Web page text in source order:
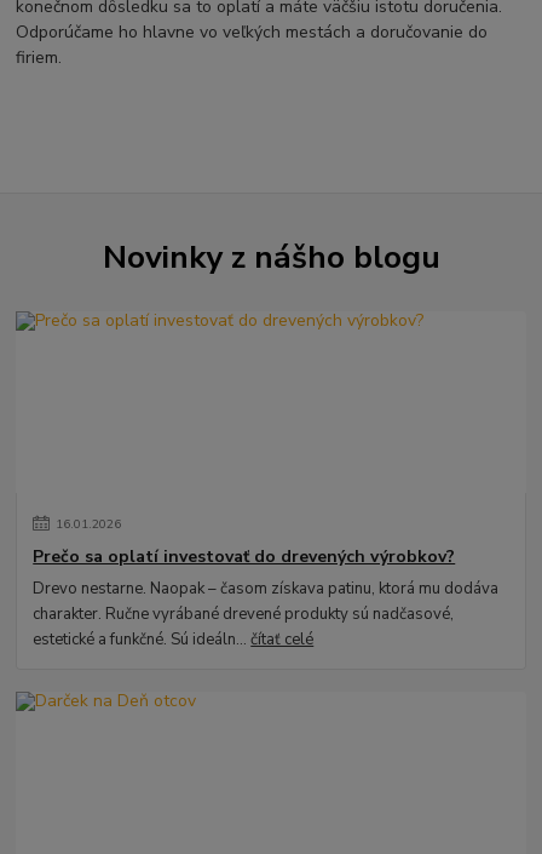
konečnom dôsledku sa to oplatí a máte väčšiu istotu doručenia.
Odporúčame ho hlavne vo veľkých mestách a doručovanie do
firiem.
Novinky z nášho blogu
16.01.2026
Prečo sa oplatí investovať do drevených výrobkov?
Drevo nestarne. Naopak – časom získava patinu, ktorá mu dodáva
charakter. Ručne vyrábané drevené produkty sú nadčasové,
estetické a funkčné. Sú ideáln...čítať celé